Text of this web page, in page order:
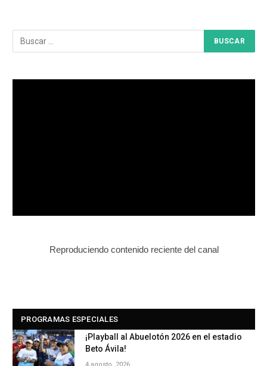
Reproduciendo contenido reciente del canal
PROGRAMAS ESPECIALES
¡Playball al Abuelotón 2026 en el estadio
Beto Ávila!
4 agosto, 2026